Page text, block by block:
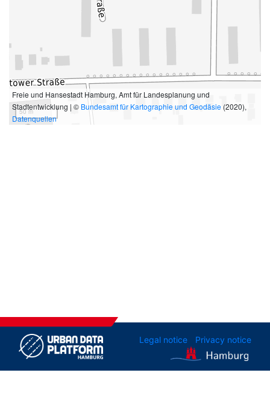
50 m
Freie und Hansestadt Hamburg, Amt für Landesplanung und
Stadtentwicklung | © Bundesamt für Kartographie und Geodäsie (2020),
Datenquellen
Legal notice Privacy notice